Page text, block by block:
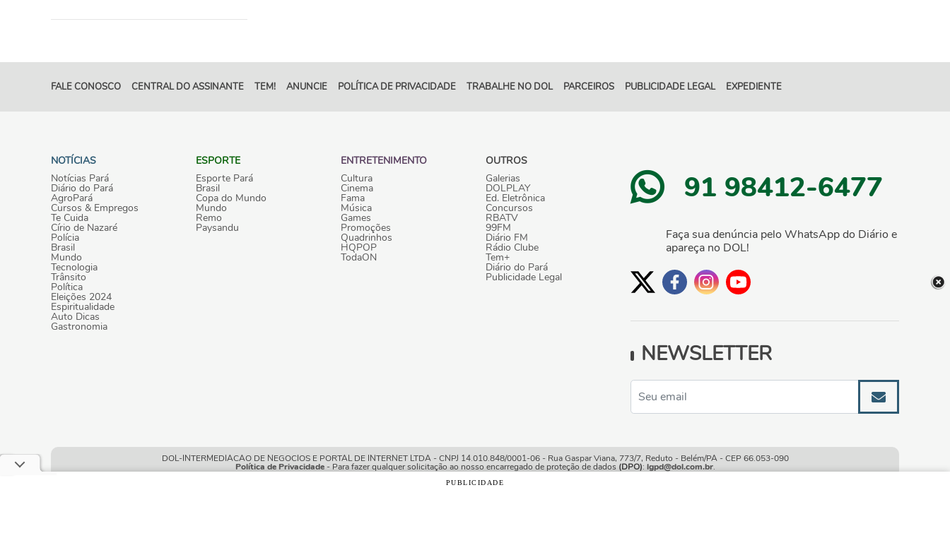
FALE CONOSCO CENTRAL DO ASSINANTE TEM! ANUNCIE POLÍTICA DE PRIVACIDADE TRABALHE NO DOL PARCEIROS PUBLICIDADE LEGAL EXPEDIENTE
NOTÍCIAS
Notícias Pará
Diário do Pará
AgroPará
Cursos & Empregos
Te Cuida
Círio de Nazaré
Polícia
Brasil
Mundo
Tecnologia
Trânsito
Política
Eleições 2024
Espiritualidade
Auto Dicas
Gastronomia
ESPORTE
Esporte Pará
Brasil
Copa do Mundo
Mundo
Remo
Paysandu
ENTRETENIMENTO
Cultura
Cinema
Fama
Música
Games
Promoções
Quadrinhos
HQPOP
TodaON
OUTROS
Galerias
DOLPLAY
Ed. Eletrônica
Concursos
RBATV
99FM
Diário FM
Rádio Clube
Tem+
Diário do Pará
Publicidade Legal
91 98412-6477
Faça sua denúncia pelo WhatsApp do Diário e
apareça no DOL!
NEWSLETTER
DOL-INTERMEDIACAO DE NEGOCIOS E PORTAL DE INTERNET LTDA - CNPJ 14.010.848/0001-06 - Rua Gaspar Viana, 773/7, Reduto - Belém/PA - CEP 66.053-090
Política de Privacidade- Para fazer qualquer solicitação ao nosso encarregado de proteção de dados (DPO): lgpd@dol.com.br.
PUBLICIDADE